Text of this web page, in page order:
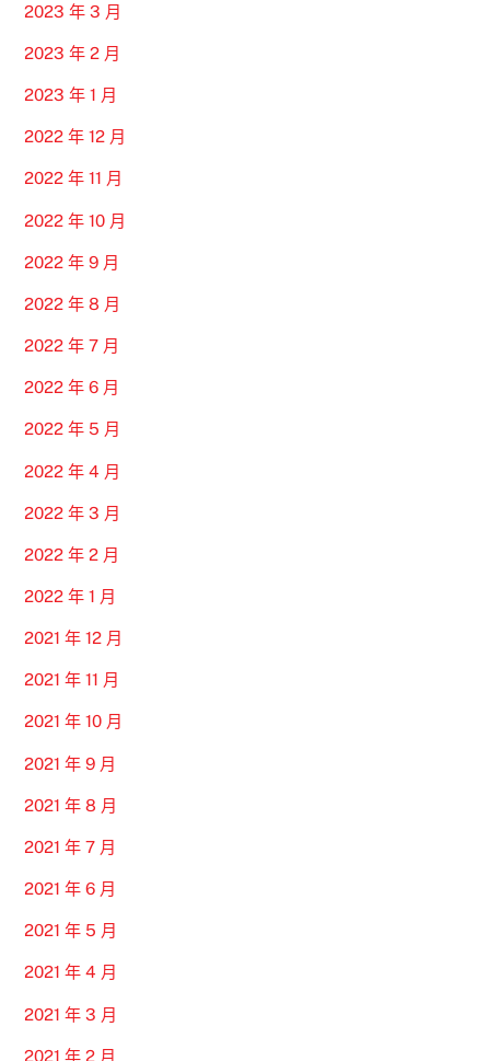
2023 年 3 月
2023 年 2 月
2023 年 1 月
2022 年 12 月
2022 年 11 月
2022 年 10 月
2022 年 9 月
2022 年 8 月
2022 年 7 月
2022 年 6 月
2022 年 5 月
2022 年 4 月
2022 年 3 月
2022 年 2 月
2022 年 1 月
2021 年 12 月
2021 年 11 月
2021 年 10 月
2021 年 9 月
2021 年 8 月
2021 年 7 月
2021 年 6 月
2021 年 5 月
2021 年 4 月
2021 年 3 月
2021 年 2 月